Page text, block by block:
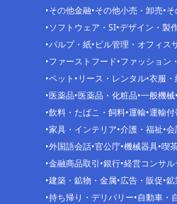
その他金融 その他小売・卸売
ソフトウェア・SI デザイン・製
パルプ・紙 ビル管理・オフィス
ファーストフード ファッション
ペット リース・レンタル 衣服・
医薬品 医薬品・化粧品 一般機械
飲料・たばこ・飼料 運輸 運輸付
家具・インテリア 介護・福祉 会
外国語会話 官公庁 機械器具 喫
金融商品取引 銀行 経営コンサ
建築・鉱物・金属 広告・販促 鉱
持ち帰り・デリバリー 自動車・